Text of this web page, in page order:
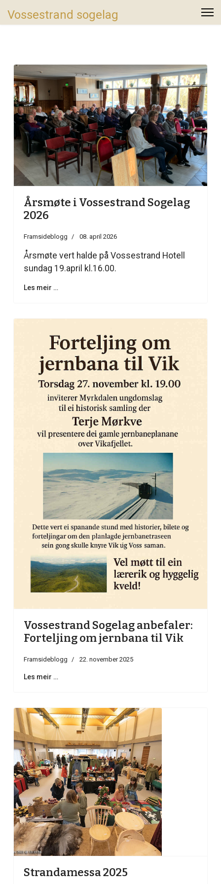
Vossestrand sogelag
Årsmøte i Vossestrand Sogelag
2026
Framsideblogg 08. april 2026
Årsmøte vert halde på Vossestrand Hotell
sundag 19.april kl.16.00.
Les meir …
Vossestrand Sogelag anbefaler:
Forteljing om jernbana til Vik
Framsideblogg 22. november 2025
Les meir …
Strandamessa 2025